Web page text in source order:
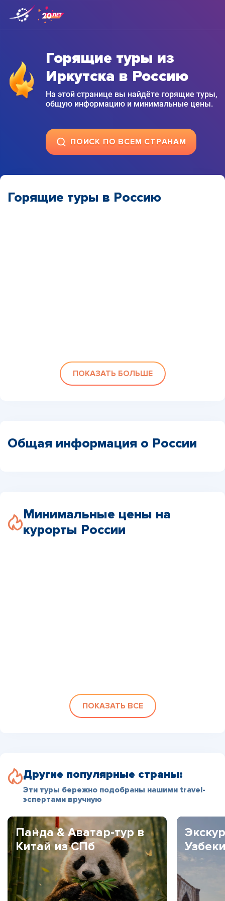
Горящие туры из
Иркутска в Россию
На этой странице вы найдёте горящие туры,
общую информацию и минимальные цены.
ПОИСК ПО ВСЕМ СТРАНАМ
Горящие туры в Россию
ПОКАЗАТЬ БОЛЬШЕ
Общая информация о России
Минимальные цены на
курорты России
ПОКАЗАТЬ ВСЕ
Другие популярные страны:
Эти туры бережно подобраны нашими travel-
эспертами вручную
Панда & Аватар-тур в
Китай из СПб